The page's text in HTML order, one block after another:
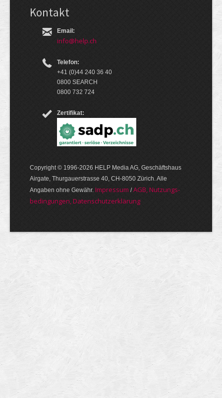
Kontakt
Email:
info@help.ch
Telefon:
+41 (0)44 240 36 40
0800 SEARCH
0800 732 724
Zertifikat:
Copyright © 1996-2026 HELP Media AG, Geschäftshaus
Airgate, Thurgauer­strasse 40, CH-8050 Zürich. Alle
Angaben ohne Gewähr. Im­pres­sum /AGB, Nut­zungs­
bedin­gungen, Daten­schutz­er­klärung